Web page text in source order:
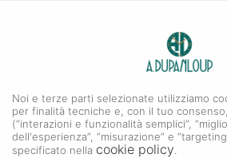
Noi e terze parti selezionate utilizziamo
per finalità tecniche e, con il tuo
(“interazioni e funzionalità semplici”,
dell'esperienza”, “misurazione” e
specificato nella cookie policy